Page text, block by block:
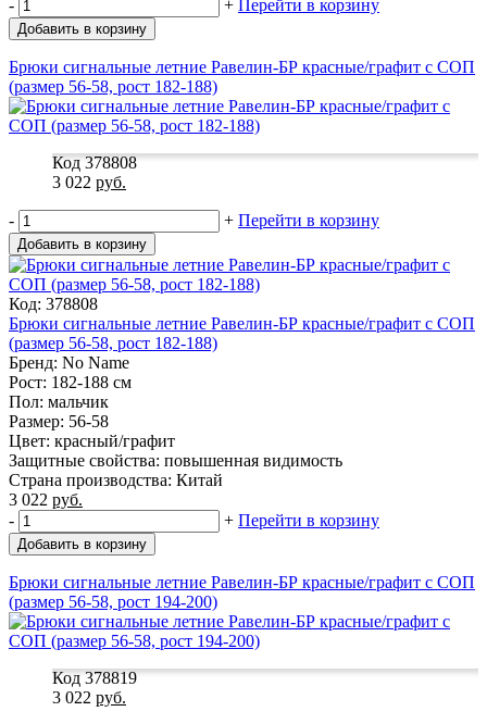
-
+ Перейти в корзину
Добавить в корзину
Брюки сигнальные летние Равелин-БР красные/графит с СОП
(размер 56-58, рост 182-188)
Код 378808
3 022 руб.
- + Перейти в корзину
Добавить в корзину
Код: 378808
Брюки сигнальные летние Равелин-БР красные/графит с СОП
(размер 56-58, рост 182-188)
Бренд: No Name
Рост: 182-188 см
Пол: мальчик
Размер: 56-58
Цвет: красный/графит
Защитные свойства: повышенная видимость
Страна производства: Китай
3 022 руб.
-
+ Перейти в корзину
Добавить в корзину
Брюки сигнальные летние Равелин-БР красные/графит с СОП
(размер 56-58, рост 194-200)
Код 378819
3 022 руб.